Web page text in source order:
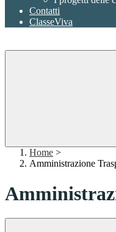
Contatti
ClasseViva
Home >
Amministrazione